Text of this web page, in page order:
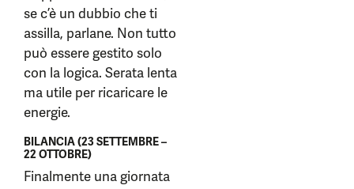
se c’è un dubbio che ti
assilla, parlane. Non tutto
può essere gestito solo
con la logica. Serata lenta
ma utile per ricaricare le
energie.
BILANCIA (23 SETTEMBRE –
22 OTTOBRE)
Finalmente una giornata